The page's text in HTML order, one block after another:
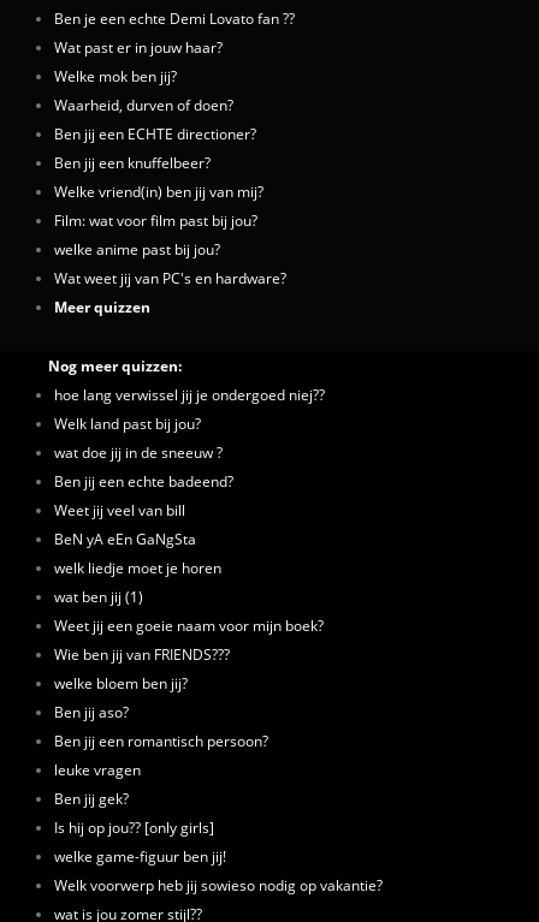
Ben je een echte Demi Lovato fan ??
Wat past er in jouw haar?
Welke mok ben jij?
Waarheid, durven of doen?
Ben jij een ECHTE directioner?
Ben jij een knuffelbeer?
Welke vriend(in) ben jij van mij?
Film: wat voor film past bij jou?
welke anime past bij jou?
Wat weet jij van PC's en hardware?
Meer quizzen
Nog meer quizzen:
hoe lang verwissel jij je ondergoed niej??
Welk land past bij jou?
wat doe jij in de sneeuw ?
Ben jij een echte badeend?
Weet jij veel van bill
BeN yA eEn GaNgSta
welk liedje moet je horen
wat ben jij (1)
Weet jij een goeie naam voor mijn boek?
Wie ben jij van FRIENDS???
welke bloem ben jij?
Ben jij aso?
Ben jij een romantisch persoon?
leuke vragen
Ben jij gek?
Is hij op jou?? [only girls]
welke game-figuur ben jij!
Welk voorwerp heb jij sowieso nodig op vakantie?
wat is jou zomer stijl??